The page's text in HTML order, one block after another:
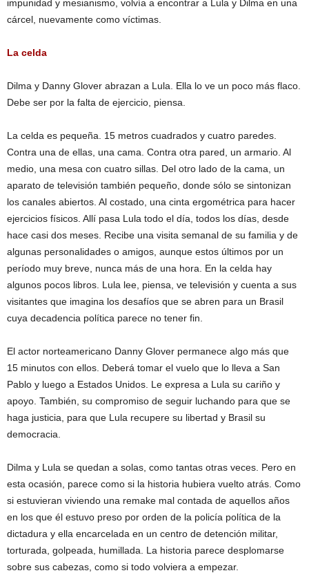
impunidad y mesianismo, ​volvía a encontrar a Lula y Dilma en una
cárcel, nuevamente como víctimas.
La celda
Dilma y Danny Glover abrazan a Lula. Ella lo ve un poco más flaco.
Debe ser por la falta de ejercicio, piensa.
La celda es pequeña. 15 metros cuadrados y cuatro paredes.
Contra una de ellas, una cama. Contra otra pared, un armario. Al
medio, una mesa con cuatro sillas. Del otro lado de la cama, un
aparato de televisión también pequeño, donde sólo se sintonizan
los canales abiertos. Al costado, una cinta ergométrica para hacer
ejercicios físicos. Allí pasa Lula todo el día, todos los días, desde
hace casi dos meses. Recibe una visita semanal de su familia y de
algunas personalidades o amigos, aunque estos últimos por un
período muy breve, nunca más de una hora. En la celda hay
algunos pocos libros. Lula lee, piensa, ve televisión y cuenta a sus
visitantes que imagina los desafíos que se abren para un Brasil
cuya decadencia política parece no tener fin.
El actor norteamericano Danny Glover permanece algo más que
15 minutos con ellos. Deberá tomar el vuelo que lo lleva a San
Pablo y luego a Estados Unidos. Le expresa a Lula su cariño y
apoyo. También, su compromiso de seguir luchando para que se
haga justicia, para que Lula recupere su libertad y Brasil su
democracia.
Dilma y Lula se quedan a solas, como tantas otras veces. Pero en
esta ocasión, parece como si la historia hubiera vuelto atrás. Como
si estuvieran viviendo una remake mal contada de aquellos años
en los que él estuvo preso por orden de la policía política de la
dictadura y ella encarcelada en un centro de detención militar,
torturada, golpeada, humillada. La historia parece desplomarse
sobre sus cabezas, como si todo volviera a empezar.